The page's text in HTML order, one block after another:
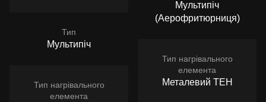
Тип
Мультипіч
Тип нагрівального
елемента
Мультипіч
(Аерофритюрниця)
Тип нагрівального
елемента
Металевий ТЕН